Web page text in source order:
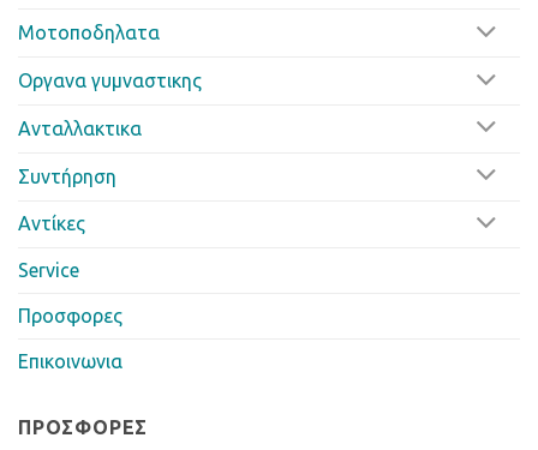
Μοτοποδηλατα
Οργανα γυμναστικης
Ανταλλακτικα
Συντήρηση
Αντίκες
Service
Προσφορες
Επικοινωνια
ΠΡΟΣΦΟΡΈΣ